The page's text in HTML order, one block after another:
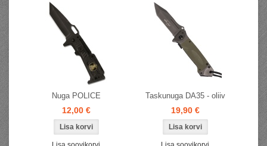
Nuga POLICE
12,00 €
Taskunuga DA35 - oliiv
19,90 €